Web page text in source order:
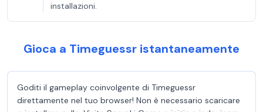
installazioni.
Gioca a Timeguessr istantaneamente
Goditi il gameplay coinvolgente di Timeguessr
direttamente nel tuo browser! Non è necessario scaricare